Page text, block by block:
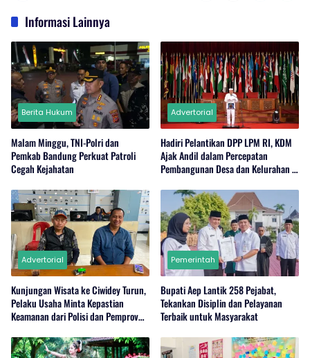
Informasi Lainnya
Berita Hukum
Malam Minggu, TNI-Polri dan
Pemkab Bandung Perkuat Patroli
Cegah Kejahatan
Advertorial
Hadiri Pelantikan DPP LPM RI, KDM
Ajak Andil dalam Percepatan
Pembangunan Desa dan Kelurahan di
Advertorial
Kunjungan Wisata ke Ciwidey Turun,
Pelaku Usaha Minta Kepastian
Keamanan dari Polisi dan Pemprov
Pemerintah
Bupati Aep Lantik 258 Pejabat,
Tekankan Disiplin dan Pelayanan
Terbaik untuk Masyarakat